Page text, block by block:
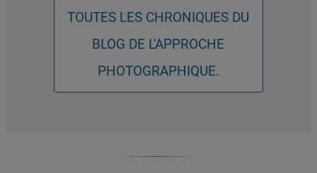
TOUTES LES CHRONIQUES DU
BLOG DE L'APPROCHE
PHOTOGRAPHIQUE.